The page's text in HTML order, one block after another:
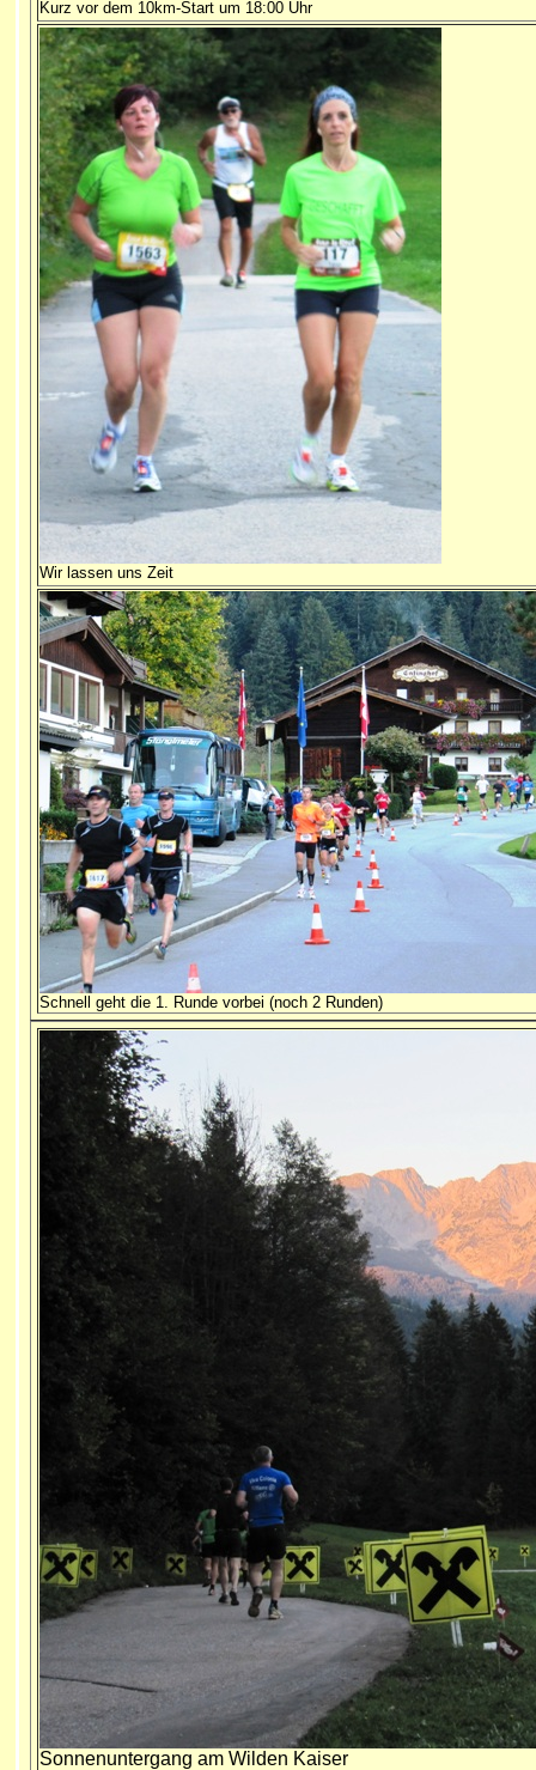
Kurz vor dem 10km-Start um 18:00 Uhr
Wir lassen uns Zeit
Schnell geht die 1. Runde vorbei (noch 2 Runden)
Sonnenuntergang am Wilden Kaiser